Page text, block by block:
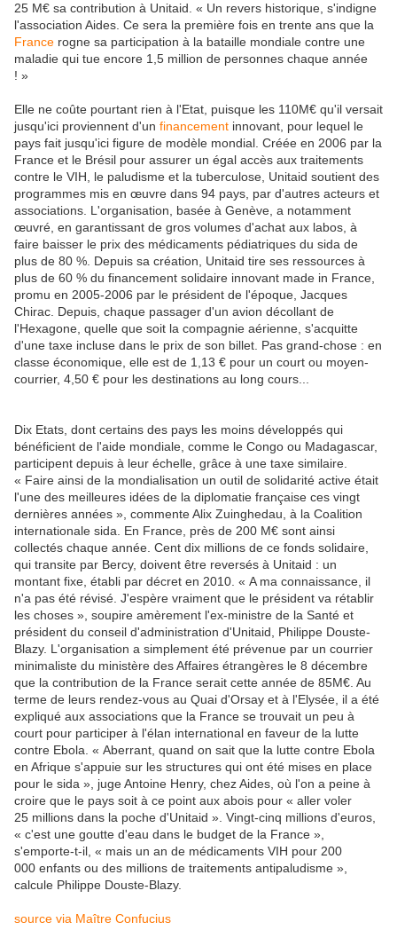
25 M€ sa contribution à Unitaid. « Un revers historique, s'indigne
l'association Aides. Ce sera la première fois en trente ans que la
France rogne sa participation à la bataille mondiale contre une
maladie qui tue encore 1,5 million de personnes chaque année
! »
Elle ne coûte pourtant rien à l'Etat, puisque les 110M€ qu'il versait
jusqu'ici proviennent d'un financement innovant, pour lequel le
pays fait jusqu'ici figure de modèle mondial. Créée en 2006 par la
France et le Brésil pour assurer un égal accès aux traitements
contre le VIH, le paludisme et la tuberculose, Unitaid soutient des
programmes mis en œuvre dans 94 pays, par d'autres acteurs et
associations. L'organisation, basée à Genève, a notamment
œuvré, en garantissant de gros volumes d'achat aux labos, à
faire baisser le prix des médicaments pédiatriques du sida de
plus de 80 %. Depuis sa création, Unitaid tire ses ressources à
plus de 60 % du financement solidaire innovant made in France,
promu en 2005-2006 par le président de l'époque, Jacques
Chirac. Depuis, chaque passager d'un avion décollant de
l'Hexagone, quelle que soit la compagnie aérienne, s'acquitte
d'une taxe incluse dans le prix de son billet. Pas grand-chose : en
classe économique, elle est de 1,13 € pour un court ou moyen-
courrier, 4,50 € pour les destinations au long cours...
Dix Etats, dont certains des pays les moins développés qui
bénéficient de l'aide mondiale, comme le Congo ou Madagascar,
participent depuis à leur échelle, grâce à une taxe similaire.
« Faire ainsi de la mondialisation un outil de solidarité active était
l'une des meilleures idées de la diplomatie française ces vingt
dernières années », commente Alix Zuinghedau, à la Coalition
internationale sida. En France, près de 200 M€ sont ainsi
collectés chaque année. Cent dix millions de ce fonds solidaire,
qui transite par Bercy, doivent être reversés à Unitaid : un
montant fixe, établi par décret en 2010. « A ma connaissance, il
n'a pas été révisé. J'espère vraiment que le président va rétablir
les choses », soupire amèrement l'ex-ministre de la Santé et
président du conseil d'administration d'Unitaid, Philippe Douste-
Blazy. L'organisation a simplement été prévenue par un courrier
minimaliste du ministère des Affaires étrangères le 8 décembre
que la contribution de la France serait cette année de 85M€. Au
terme de leurs rendez-vous au Quai d'Orsay et à l'Elysée, il a été
expliqué aux associations que la France se trouvait un peu à
court pour participer à l'élan international en faveur de la lutte
contre Ebola. « Aberrant, quand on sait que la lutte contre Ebola
en Afrique s'appuie sur les structures qui ont été mises en place
pour le sida », juge Antoine Henry, chez Aides, où l'on a peine à
croire que le pays soit à ce point aux abois pour « aller voler
25 millions dans la poche d'Unitaid ». Vingt-cinq millions d'euros,
« c'est une goutte d'eau dans le budget de la France »,
s'emporte-t-il, « mais un an de médicaments VIH pour 200
000 enfants ou des millions de traitements antipaludisme »,
calcule Philippe Douste-Blazy.
source via Maître Confucius